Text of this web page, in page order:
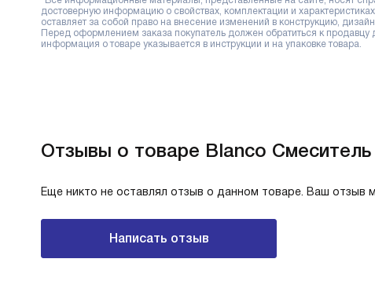
достоверную информацию о свойствах, комплектации и
оставляет за собой право на внесение изменений в конструкцию,
Перед оформлением заказа покупатель должен обратиться к продавцу
информация о товаре указывается в инструкции и на упаковке товара.
Отзывы о товаре Blanco
Еще никто не оставлял отзыв о данном товаре. Ваш отзыв
Написать отзыв